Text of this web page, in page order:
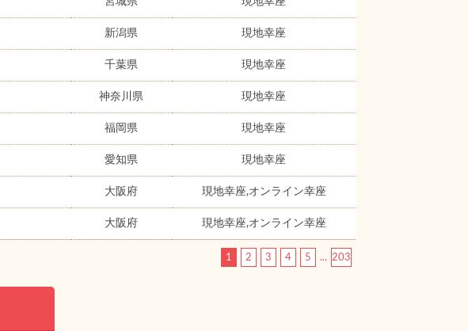
新潟県 現地幸座
千葉県 現地幸座
神奈川県 現地幸座
福岡県 現地幸座
愛知県 現地幸座
大阪府 現地幸座,オンライン幸座
大阪府 現地幸座,オンライン幸座
1 2 3 4 5 ... 203